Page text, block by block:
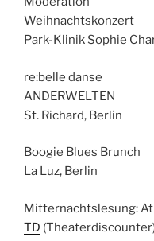
Weihnachtskonzert
Park-Klinik Sophie
re:belle danse
ANDERWELTEN
St. Richard, Berlin
Boogie Blues Brunch
La Luz, Berlin
Mitternachtslesung:
TD